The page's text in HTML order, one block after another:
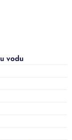
vodu